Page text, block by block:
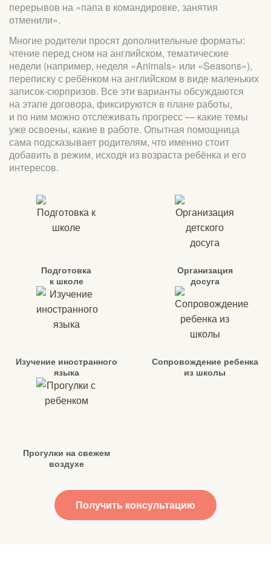
перерывов на «папа в командировке, занятия
отменили».
Многие родители просят дополнительные форматы:
чтение перед сном на английском, тематические
недели (например, неделя «Animals» или «Seasons»),
переписку с ребёнком на английском в виде маленьких
записок-сюрпризов. Все эти варианты обсуждаются
на этапе договора, фиксируются в плане работы,
и по ним можно отслеживать прогресс — какие темы
уже освоены, какие в работе. Опытная помощница
сама подсказывает родителям, что именно стоит
добавить в режим, исходя из возраста ребёнка и его
интересов.
Подготовка
к школе
Организация
досуга
Изучение иностранного
языка
Сопровождение ребенка
из школы
Прогулки на свежем
воздухе
Получить консультацию